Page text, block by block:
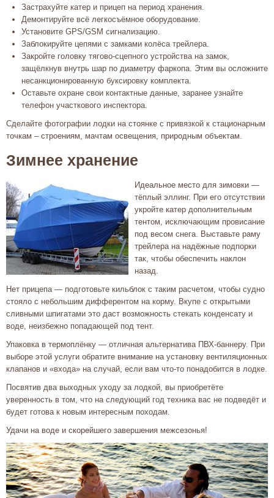
Застрахуйте катер и прицеп на период хранения.
Демонтируйте всё легкосъёмное оборудование.
Установите GPS/GSM сигнализацию.
Заблокируйте цепями с замками колёса трейлера.
Закройте головку тягово-сцепного устройства на замок,
защёлкнув внутрь шар по диаметру фаркопа. Этим вы осложните
несанкционированную буксировку комплекта.
Оставьте охране свои контактные данные, заранее узнайте
телефон участкового инспектора.
Сделайте фотографии лодки на стоянке с привязкой к стационарным
точкам – строениям, мачтам освещения, природным объектам.
Зимнее хранение
Идеальное место для зимовки —
тёплый эллинг. При его отсутствии
укройте катер дополнительным
тентом, исключающим провисание
под весом снега. Выставьте раму
трейлера на надёжные подпорки
так, чтобы обеспечить наклон
назад.
Нет прицепа — подготовьте кильблок с таким расчетом, чтобы судно
стояло с небольшим дифферентом на корму. Вкупе с открытыми
сливными шпигатами это даст возможность стекать конденсату и
воде, неизбежно попадающей под тент.
Упаковка в термоплёнку — отличная альтернатива ПВХ-баннеру. При
выборе этой услуги обратите внимание на установку вентиляционных
клапанов и «входа» на случай, если вам что-то понадобится в лодке.
Посвятив два выходных уходу за лодкой, вы приобретёте
уверенность в том, что на следующий год техника вас не подведёт и
будет готова к новым интересным походам.
Удачи на воде и скорейшего завершения межсезонья!